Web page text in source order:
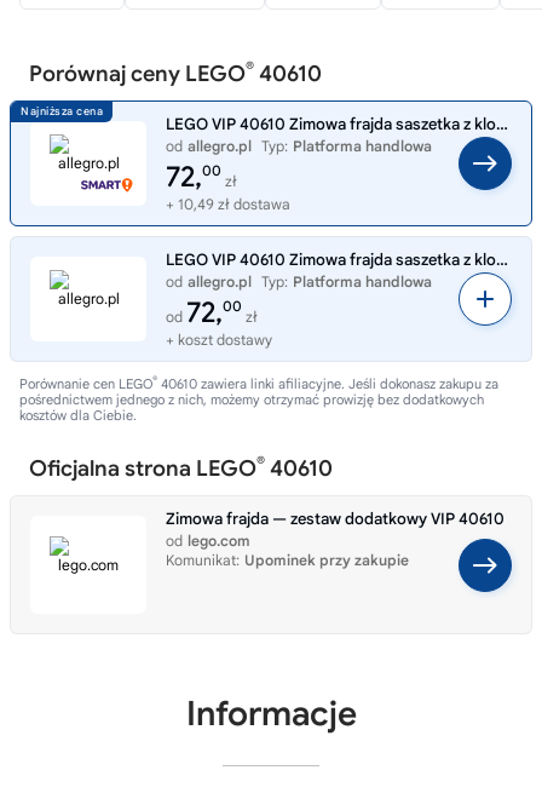
Porównaj ceny LEGO® 40610
LEGO VIP 40610 Zimowa frajda saszetka z klockami limited
od allegro.pl Typ: Platforma handlowa
72,00
zł
+ 10,49 zł dostawa
LEGO VIP 40610 Zimowa frajda saszetka z klockami limited
od allegro.pl Typ: Platforma handlowa
od 72,00
zł
+ koszt dostawy
Porównanie cen LEGO® 40610 zawiera linki afiliacyjne. Jeśli dokonasz zakupu za
pośrednictwem jednego z nich, możemy otrzymać prowizję bez dodatkowych
kosztów dla Ciebie.
Oficjalna strona LEGO® 40610
Zimowa frajda — zestaw dodatkowy VIP 40610
od lego.com
Komunikat: Upominek przy zakupie
Informacje